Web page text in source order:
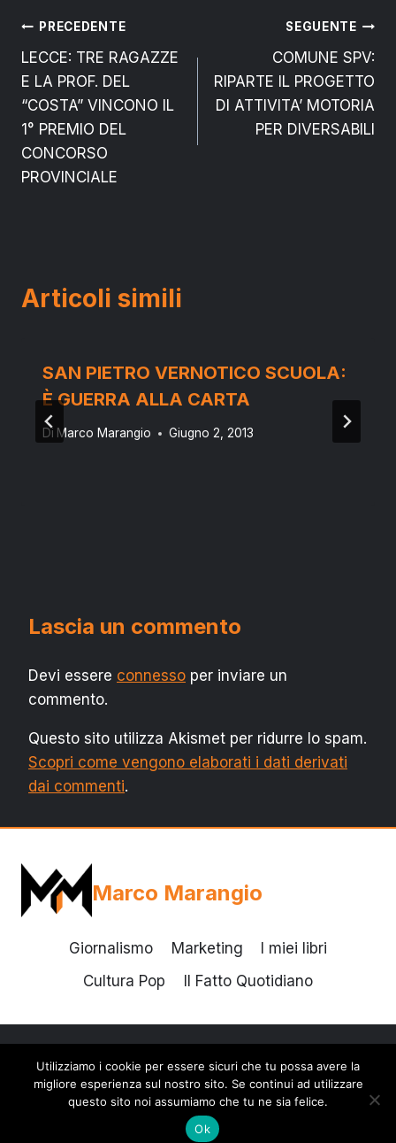
Navigazione
articoli
PRECEDENTE
LECCE: TRE RAGAZZE
E LA PROF. DEL
“COSTA” VINCONO IL
1° PREMIO DEL
CONCORSO
PROVINCIALE
SEGUENTE
COMUNE SPV:
RIPARTE IL PROGETTO
DI ATTIVITA’ MOTORIA
PER DIVERSABILI
Articoli simili
SAN PIETRO VERNOTICO SCUOLA:
È GUERRA ALLA CARTA
Di Marco Marangio Giugno 2, 2013
Lascia un commento
Devi essere connesso per inviare un
commento.
Questo sito utilizza Akismet per ridurre lo spam.
Scopri come vengono elaborati i dati derivati
dai commenti.
Marco Marangio
Giornalismo Marketing
I miei libri
Cultura Pop
Il Fatto Quotidiano
© 2026 Marco Marangio - Tema WordPress di
Kadence WP
Utilizziamo i cookie per essere sicuri che tu possa avere la
migliore esperienza sul nostro sito. Se continui ad utilizzare
questo sito noi assumiamo che tu ne sia felice.
Ok